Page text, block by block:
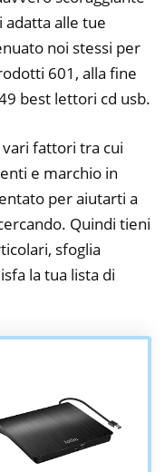
adatta alle tue
noi stessi per
601, alla fine
best lettori cd usb.
fattori tra cui
e marchio in
per aiutarti a
Quindi tieni
sfoglia
la tua lista di